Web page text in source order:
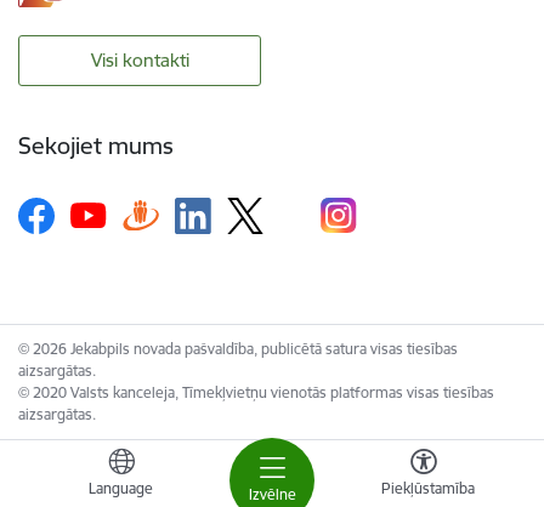
Izvēlne
Language Piekļūstamība
Visi kontakti
Sekojiet mums
© 2026 Jekabpils novada pašvaldība, publicētā satura visas tiesības
aizsargātas.
© 2020 Valsts kanceleja, Tīmekļvietņu vienotās platformas visas tiesības
aizsargātas.